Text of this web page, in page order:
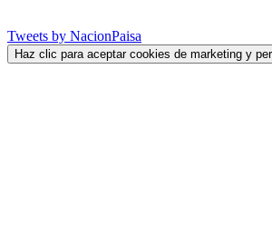
Tweets by NacionPaisa
Haz clic para aceptar cookies de marketing y